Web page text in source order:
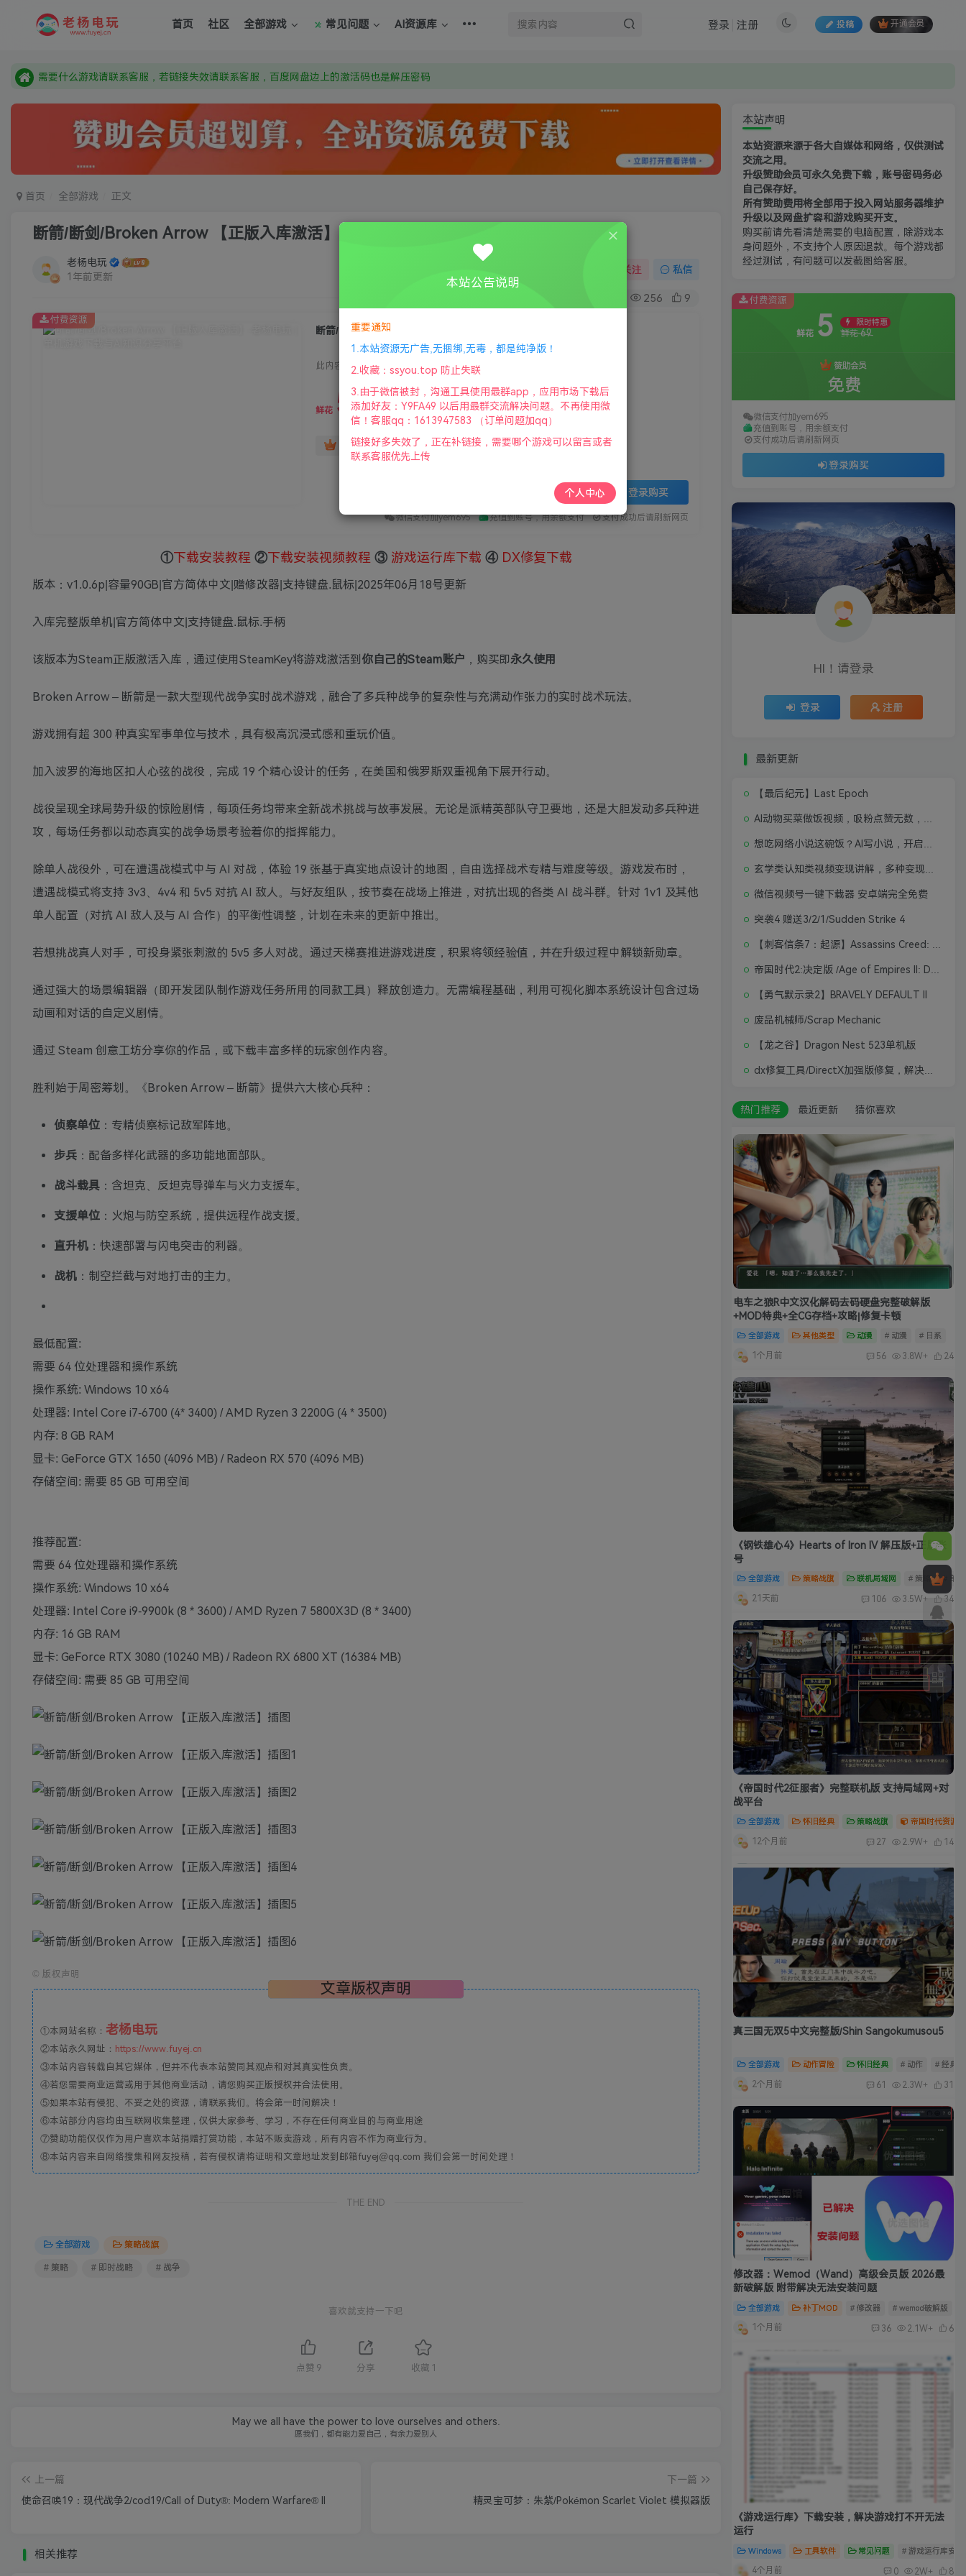
首页 社区 全部游戏 常见问题 AI资源库 投稿 开通会员
登录 注册
本站资源来自网络搜集，如有侵权，请联系删除：fuyej@qq.com 附上证书和内容链接
需要什么游戏请联系客服，若链接失效请联系客服，百度网盘边上的激活码也是解压密码
首页 全部游戏 正文
断箭/断剑/Broken Arrow 【正版入库激活】
老杨电玩
1年前更新
关注 私信
256 9
断箭/断剑/Broken Arrow 【正版入库激活】
此内容为付费资源，请付费后查看
鲜花 5 限时特惠
鲜花 69
赞助会员 免费
登录购买
微信支付加yem695 充值到账号，用余额支付 支付成功后请刷新网页
付费资源
①下载安装教程 ②下载安装视频教程 ③ 游戏运行库下载 ④ DX修复下载
版本：v1.0.6p|容量90GB|官方简体中文|赠修改器|支持键盘.鼠标|2025年06月18号更新
入库完整版单机|官方简体中文|支持键盘.鼠标.手柄
该版本为Steam正版激活入库，通过使用SteamKey将游戏激活到 你自己的Steam账户 ，购买即永久使用
Broken Arrow – 断箭是一款大型现代战争实时战术游戏，融合了多兵种战争的复杂性与充满动作张力的实时战术玩法。
游戏拥有超 300 种真实军事单位与技术，具有极高沉浸式感和重玩价值。
加入波罗的海地区扣人心弦的战役，完成 19 个精心设计的任务，在美国和俄罗斯双重视角下展开行动。
战役呈现全球局势升级的惊险剧情，每项任务均带来全新战术挑战与故事发展。无论是派精英部队守卫要地，还是大胆发动多兵种进
攻，每场任务都以动态真实的战争场景考验着你的指挥能力。
除单人战役外，可在遭遇战模式中与 AI 对战，体验 19 张基于真实地点设计的地图，自由选择战术专精与难度等级。游戏发布时，
遭遇战模式将支持 3v3、4v4 和 5v5 对抗 AI 敌人。与好友组队，按节奏在战场上推进，对抗出现的各类 AI 战斗群。针对 1v1 及其他
单人配置（对抗 AI 敌人及与 AI 合作）的平衡性调整，计划在未来的更新中推出。
若想挑战真人对手，可投身紧张刺激的 5v5 多人对战。通过天梯赛推进游戏进度，积累将领经验值，并在升级过程中解锁新勋章。
通过强大的场景编辑器（即开发团队制作游戏任务所用的同款工具）释放创造力。无需编程基础，利用可视化脚本系统设计包含过场
动画和对话的自定义剧情。
通过 Steam 创意工坊分享你的作品，或下载丰富多样的玩家创作内容。
胜利始于周密筹划。《Broken Arrow – 断箭》提供六大核心兵种：
侦察单位 ：专精侦察标记敌军阵地。
步兵 ：配备多样化武器的多功能地面部队。
战斗载具 ：含坦克、反坦克导弹车与火力支援车。
支援单位 ：火炮与防空系统，提供远程作战支援。
直升机 ：快速部署与闪电突击的利器。
战机 ：制空拦截与对地打击的主力。
最低配置:
需要 64 位处理器和操作系统
操作系统: Windows 10 x64
处理器: Intel Core i7-6700 (4* 3400) / AMD Ryzen 3 2200G (4 * 3500)
内存: 8 GB RAM
显卡: GeForce GTX 1650 (4096 MB) / Radeon RX 570 (4096 MB)
存储空间: 需要 85 GB 可用空间
推荐配置:
需要 64 位处理器和操作系统
操作系统: Windows 10 x64
处理器: Intel Core i9-9900k (8 * 3600) / AMD Ryzen 7 5800X3D (8 * 3400)
内存: 16 GB RAM
显卡: GeForce RTX 3080 (10240 MB) / Radeon RX 6800 XT (16384 MB)
存储空间: 需要 85 GB 可用空间
© 版权声明
文章版权声明
①本网站名称： 老杨电玩
②本站永久网址： https://www.fuyej.cn
③本站内容转载自其它媒体，但并不代表本站赞同其观点和对其真实性负责。
④若您需要商业运营或用于其他商业活动，请您购买正版授权并合法使用。
⑤如果本站有侵犯、不妥之处的资源，请联系我们。将会第一时间解决！
⑥本站部分内容均由互联网收集整理，仅供大家参考、学习，不存在任何商业目的与商业用途
⑦赞助功能仅仅作为用户喜欢本站捐赠打赏功能，本站不贩卖游戏，所有内容不作为商业行为。
⑧本站内容来自网络搜集和网友投稿，若有侵权请将证明和文章地址发到邮箱fuyej@qq.com 我们会第一时间处理！
THE END
全部游戏 策略战旗
# 策略 # 即时战略 # 战争
喜欢就支持一下吧
点赞 9 分享 收藏 1
May we all have the power to love ourselves and others.
愿我们，都有能力爱自己，有余力爱别人
上一篇
使命召唤19：现代战争2/cod19/Call of Duty®: Modern Warfare® II
下一篇
精灵宝可梦：朱紫/Pokémon Scarlet Violet 模拟器版
相关推荐
本站声明
本站资源来源于各大自媒体和网络，仅供测试
交流之用。
升级赞助会员可永久免费下载，账号密码务必
自己保存好。
所有赞助费用将全部用于投入网站服务器维护
升级以及网盘扩容和游戏购买开支。
购买前请先看清楚需要的电脑配置，除游戏本
身问题外，不支持个人原因退款。每个游戏都
经过测试，有问题可以发截图给客服。
付费资源
鲜花 5 限时特惠
鲜花 69
赞助会员
免费
微信支付加yem695
充值到账号，用余额支付
支付成功后请刷新网页
登录购买
HI！请登录
登录 注册
最新更新
【最后纪元】Last Epoch
微信视频号一键下载器 安卓端完全免费
突袭4 赠送3/2/1/Sudden Strike 4
【勇气默示录2】BRAVELY DEFAULT II
废品机械师/Scrap Mechanic
【龙之谷】Dragon Nest 523单机版
热门推荐 最近更新 猜你喜欢
电车之狼R中文汉化解码去码硬盘完整破解版
+MOD特典+全CG存档+攻略|修复卡顿
全部游戏 其他类型 动漫 # 动漫 # 日系
1个月前 56 3.8W+ 24
《钢铁雄心4》Hearts of Iron IV 解压版+正版账
号
全部游戏 策略战旗 联机局域网 # 策略 # 单
21天前 106 3.5W+ 34
《帝国时代2征服者》完整联机版 支持局域网+对
战平台
全部游戏 怀旧经典 策略战旗 帝国时代资源
12个月前 27 2.9W+ 14
真三国无双5中文完整版/Shin Sangokumusou5
全部游戏 动作冒险 怀旧经典 # 动作 # 经典
2个月前 61 2.3W+ 31
修改器：Wemod（Wand）高级会员版 2026最
新破解版 附带解决无法安装问题
全部游戏 补丁MOD # 修改器 # wemod破解版
1个月前 36 2.1W+ 6
《游戏运行库》下载安装，解决游戏打不开无法
运行
Windows 工具软件 常见问题 # 游戏运行库安装
4个月前 0 2W+ 8
本站公告说明
重要通知
1.本站资源无广告,无捆绑,无毒，都是纯净版！
2.收藏：ssyou.top 防止失联
3.由于微信被封，沟通工具使用最群app，应用市场下载后
添加好友：Y9FA49 以后用最群交流解决问题。不再使用微
信！客服qq：1613947583 （订单问题加qq）
链接好多失效了，正在补链接，需要哪个游戏可以留言或者
联系客服优先上传
个人中心